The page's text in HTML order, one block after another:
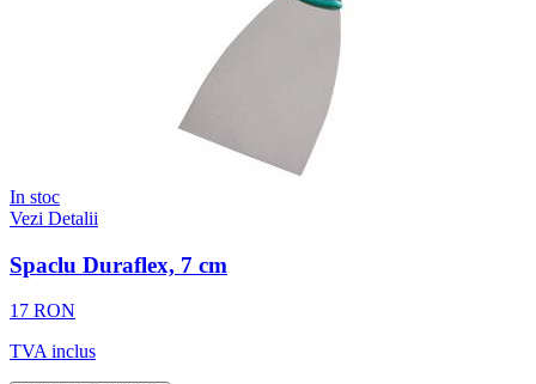
In stoc
Vezi Detalii
Spaclu Duraflex, 7 cm
17 RON
TVA inclus